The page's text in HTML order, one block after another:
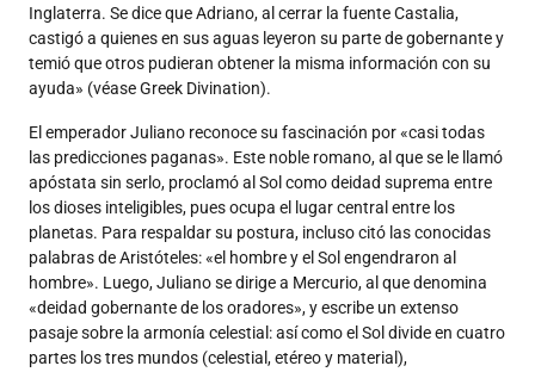
Inglaterra. Se dice que Adriano, al cerrar la fuente Castalia,
castigó a quienes en sus aguas leyeron su parte de gobernante y
temió que otros pudieran obtener la misma información con su
ayuda» (véase Greek Divination).
El emperador Juliano reconoce su fascinación por «casi todas
las predicciones paganas». Este noble romano, al que se le llamó
apóstata sin serlo, proclamó al Sol como deidad suprema entre
los dioses inteligibles, pues ocupa el lugar central entre los
planetas. Para respaldar su postura, incluso citó las conocidas
palabras de Aristóteles: «el hombre y el Sol engendraron al
hombre». Luego, Juliano se dirige a Mercurio, al que denomina
«deidad gobernante de los oradores», y escribe un extenso
pasaje sobre la armonía celestial: así como el Sol divide en cuatro
partes los tres mundos (celestial, etéreo y material),